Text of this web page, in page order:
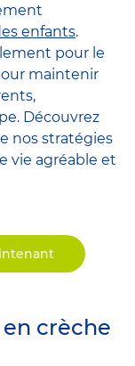
enfants.
pour le
maintenir
Découvrez
nos stratégies
vie agréable et
crèche